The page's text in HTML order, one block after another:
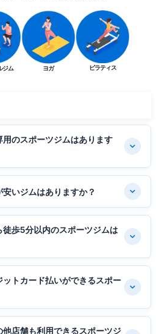
ジム ヨガ ピラティス
のスポーツジムはあります
いジムはありますか？
歩5分以内のスポーツジムは
トカード払いができるスポー
店舗も利用できるスポーツジ